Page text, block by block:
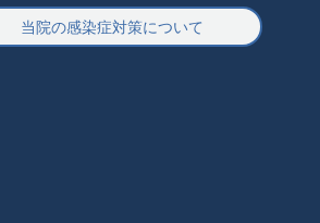
当院の感染症対策について